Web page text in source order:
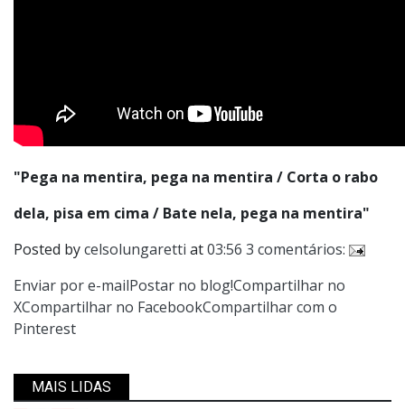
"Pega na mentira, pega na mentira / Corta o rabo
dela, pisa em cima / Bate nela, pega na mentira"
Posted bycelsolungaretti at03:56 3 comentários:
Enviar por e-mailPostar no blog!Compartilhar no
XCompartilhar no FacebookCompartilhar com o
Pinterest
MAIS LIDAS